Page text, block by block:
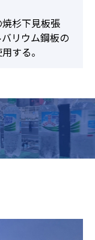
杉下見板張
リウム鋼板の
する。